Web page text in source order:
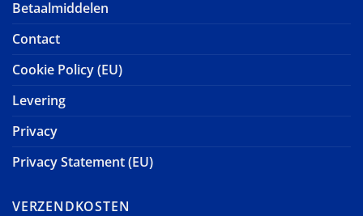
Betaalmiddelen
Contact
Cookie Policy (EU)
Levering
Privacy
Privacy Statement (EU)
VERZENDKOSTEN